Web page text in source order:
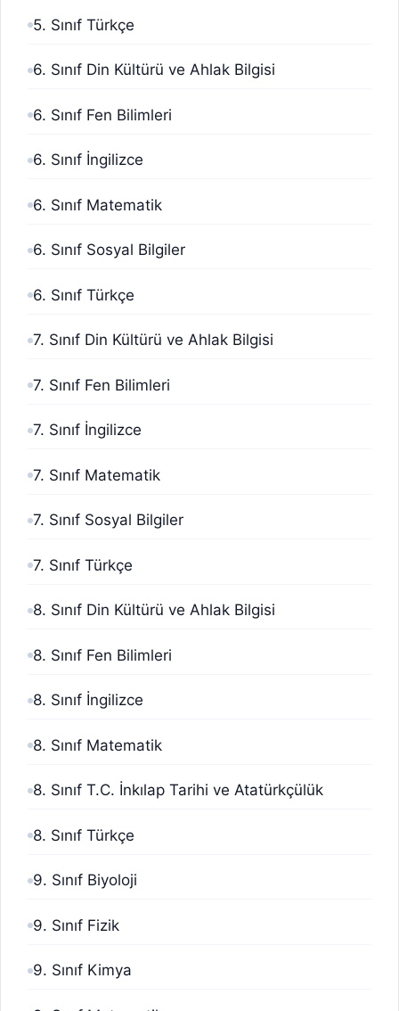
5. Sınıf Türkçe
6. Sınıf Din Kültürü ve Ahlak Bilgisi
6. Sınıf Fen Bilimleri
6. Sınıf İngilizce
6. Sınıf Matematik
6. Sınıf Sosyal Bilgiler
6. Sınıf Türkçe
7. Sınıf Din Kültürü ve Ahlak Bilgisi
7. Sınıf Fen Bilimleri
7. Sınıf İngilizce
7. Sınıf Matematik
7. Sınıf Sosyal Bilgiler
7. Sınıf Türkçe
8. Sınıf Din Kültürü ve Ahlak Bilgisi
8. Sınıf Fen Bilimleri
8. Sınıf İngilizce
8. Sınıf Matematik
8. Sınıf T.C. İnkılap Tarihi ve Atatürkçülük
8. Sınıf Türkçe
9. Sınıf Biyoloji
9. Sınıf Fizik
9. Sınıf Kimya